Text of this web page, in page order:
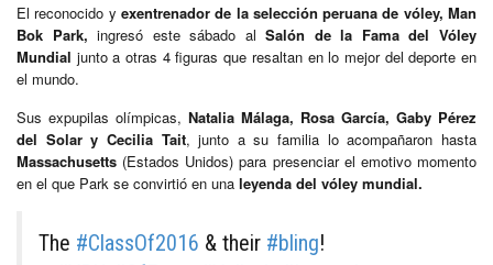
El reconocido y exentrenador de la selección peruana de vóley, Man
Bok Park, ingresó este sábado al Salón de la Fama del Vóley
Mundial junto a otras 4 figuras que resaltan en lo mejor del deporte en
el mundo.
Sus expupilas olímpicas, Natalia Málaga, Rosa García, Gaby Pérez
del Solar y Cecilia Tait, junto a su familia lo acompañaron hasta
Massachusetts (Estados Unidos) para presenciar el emotivo momento
en el que Park se convirtió en una leyenda del vóley mundial.
The #ClassOf2016 & their #bling!